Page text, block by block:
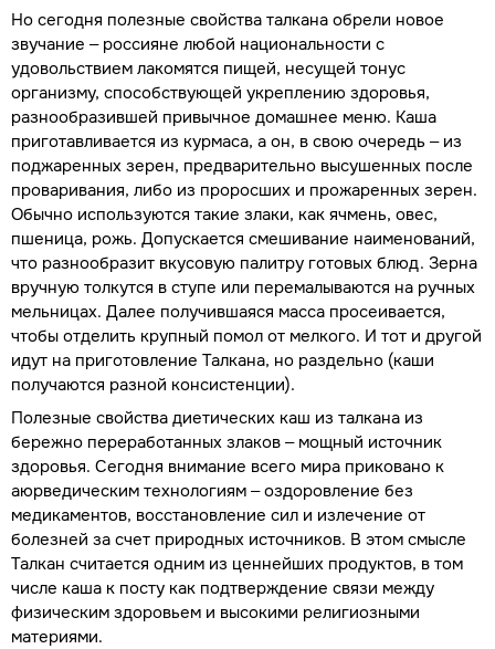
Но сегодня полезные свойства талкана обрели новое
звучание – россияне любой национальности с
удовольствием лакомятся пищей, несущей тонус
организму, способствующей укреплению здоровья,
разнообразившей привычное домашнее меню. Каша
приготавливается из курмаса, а он, в свою очередь – из
поджаренных зерен, предварительно высушенных после
проваривания, либо из проросших и прожаренных зерен.
Обычно используются такие злаки, как ячмень, овес,
пшеница, рожь. Допускается смешивание наименований,
что разнообразит вкусовую палитру готовых блюд. Зерна
вручную толкутся в ступе или перемалываются на ручных
мельницах. Далее получившаяся масса просеивается,
чтобы отделить крупный помол от мелкого. И тот и другой
идут на приготовление Талкана, но раздельно (каши
получаются разной консистенции).
Полезные свойства диетических каш из талкана из
бережно переработанных злаков – мощный источник
здоровья. Сегодня внимание всего мира приковано к
аюрведическим технологиям – оздоровление без
медикаментов, восстановление сил и излечение от
болезней за счет природных источников. В этом смысле
Талкан считается одним из ценнейших продуктов, в том
числе каша к посту как подтверждение связи между
физическим здоровьем и высокими религиозными
материями.